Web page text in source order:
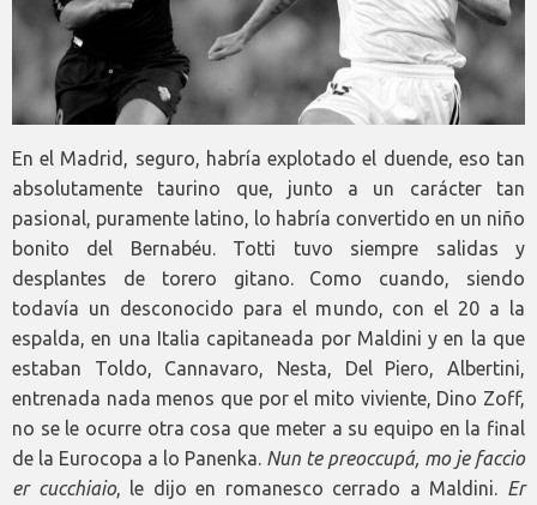
En el Madrid, seguro, habría explotado el duende, eso tan
absolutamente taurino que, junto a un carácter tan
pasional, puramente latino, lo habría convertido en un niño
bonito del Bernabéu. Totti tuvo siempre salidas y
desplantes de torero gitano. Como cuando, siendo
todavía un desconocido para el mundo, con el 20 a la
espalda, en una Italia capitaneada por Maldini y en la que
estaban Toldo, Cannavaro, Nesta, Del Piero, Albertini,
entrenada nada menos que por el mito viviente, Dino Zoff,
no se le ocurre otra cosa que meter a su equipo en la final
de la Eurocopa a lo Panenka. Nun te preoccupá, mo je faccio
er cucchiaio, le dijo en romanesco cerrado a Maldini. Er